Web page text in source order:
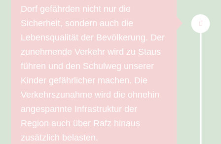
Dorf gefährden nicht nur die
Sicherheit, sondern auch die
Lebensqualität der Bevölkerung. Der
zunehmende Verkehr wird zu Staus
führen und den Schulweg unserer
Kinder gefährlicher machen. Die
Verkehrszunahme wird die ohnehin
angespannte Infrastruktur der
Region auch über Rafz hinaus
zusätzlich belasten.